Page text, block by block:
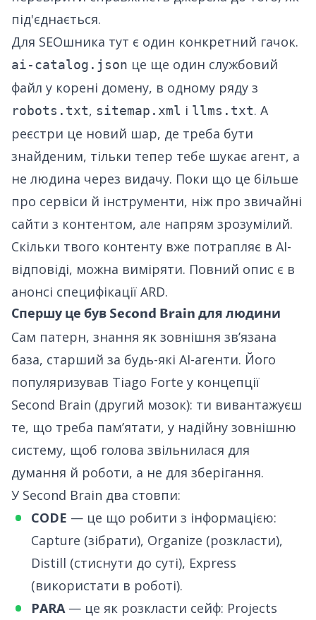
під'єднається.
Для SEOшника тут є один конкретний гачок.
ai-catalog.json це ще один службовий
файл у корені домену, в одному ряду з
robots.txt, sitemap.xml і llms.txt. А
реєстри це новий шар, де треба бути
знайденим, тільки тепер тебе шукає агент, а
не людина через видачу. Поки що це більше
про сервіси й інструменти, ніж про звичайні
сайти з контентом, але напрям зрозумілий.
Скільки твого контенту вже потрапляє в AI-
відповіді, можна виміряти. Повний опис є в
анонсі специфікації ARD.
Спершу це був Second Brain для людини
Сам патерн, знання як зовнішня звʼязана
база, старший за будь-які AI-агенти. Його
популяризував Tiago Forte у концепції
Second Brain (другий мозок): ти вивантажуєш
те, що треба памʼятати, у надійну зовнішню
систему, щоб голова звільнилася для
думання й роботи, а не для зберігання.
У Second Brain два стовпи:
CODE — це що робити з інформацією:
Capture (зібрати), Organize (розкласти),
Distill (стиснути до суті), Express
(використати в роботі).
PARA— це як розкласти сейф: Projects